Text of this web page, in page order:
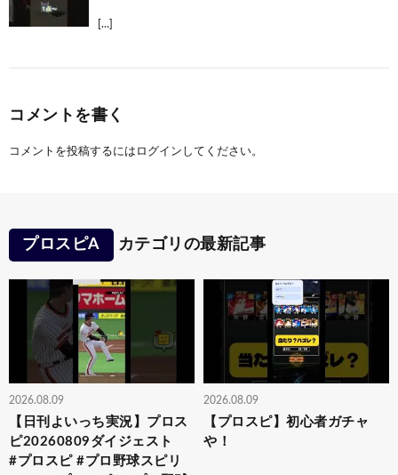
[…]
コメントを書く
コメントを投稿するには ログイン してください。
プロスピA カテゴリの最新記事
2026.08.09
【日刊よいっち実況】プロス
ピ20260809ダイジェスト
#プロスピ #プロ野球スピリ
2026.08.09
【プロスピ】初心者ガチャ
や！